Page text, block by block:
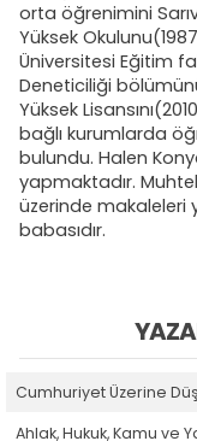
orta öğrenimini
Yüksek
Üniversitesi Eğitim
Deneticiliği
Yüksek
bağlı kurumlarda
bulundu. Halen
yapmaktadır.
üzerinde makaleleri
babasıdır.
Cumhuriyet Üzerine
Ahlak, Hukuk, Kamu ve